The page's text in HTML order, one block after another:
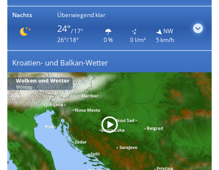
Nachts Überwiegend klar
24°/ 17°
26°/ 18°
0 % 0 l/m²
NW
5 km/h
Kroatien- und Balkan-Wetter